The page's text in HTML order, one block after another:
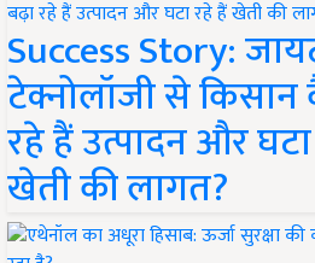
Success Story:
टेक्नोलॉजी से
रहे हैं उत्पादन और
खेती की लागत?